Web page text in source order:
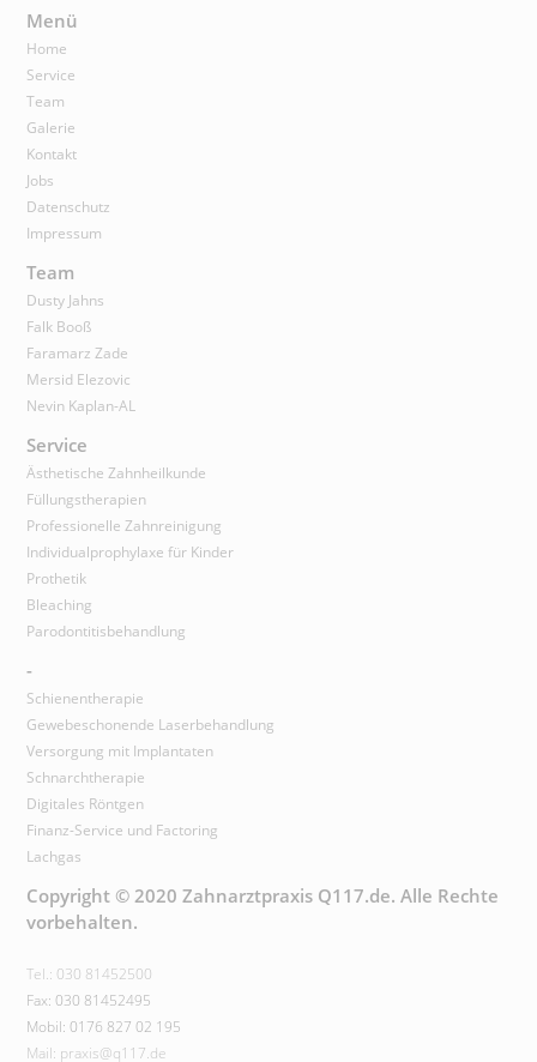
Menü
Home
Service
Team
Galerie
Kontakt
Jobs
Datenschutz
Impressum
Team
Dusty Jahns
Falk Booß
Faramarz Zade
Mersid Elezovic
Nevin Kaplan-AL
Service
Ästhetische Zahnheilkunde
Füllungstherapien
Professionelle Zahnreinigung
Individualprophylaxe für Kinder
Prothetik
Bleaching
Parodontitisbehandlung
-
Schienentherapie
Gewebeschonende Laserbehandlung
Versorgung mit Implantaten
Schnarchtherapie
Digitales Röntgen
Finanz-Service und Factoring
Lachgas
Copyright © 2020 Zahnarztpraxis Q117.de. Alle Rechte
vorbehalten.
Tel.: 030 81452500
Fax: 030 81452495
Mobil: 0176 827 02 195
Mail: praxis@q117.de